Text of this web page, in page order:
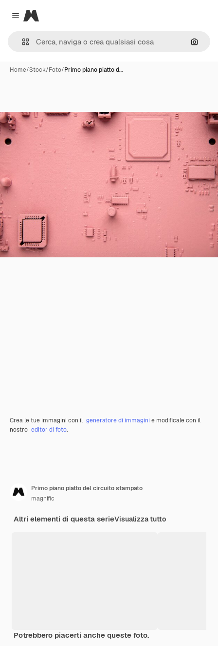
Close menu
Magnific
Cerca
Home/Stock/Foto/Primo piano piatto d…
Crea le tue immagini con il generatore di immagini e modificale con il
nostro editor di foto.
Primo piano piatto del circuito stampato
magnific
Altri elementi di questa serieVisualizza tutto
Potrebbero piacerti anche queste foto.